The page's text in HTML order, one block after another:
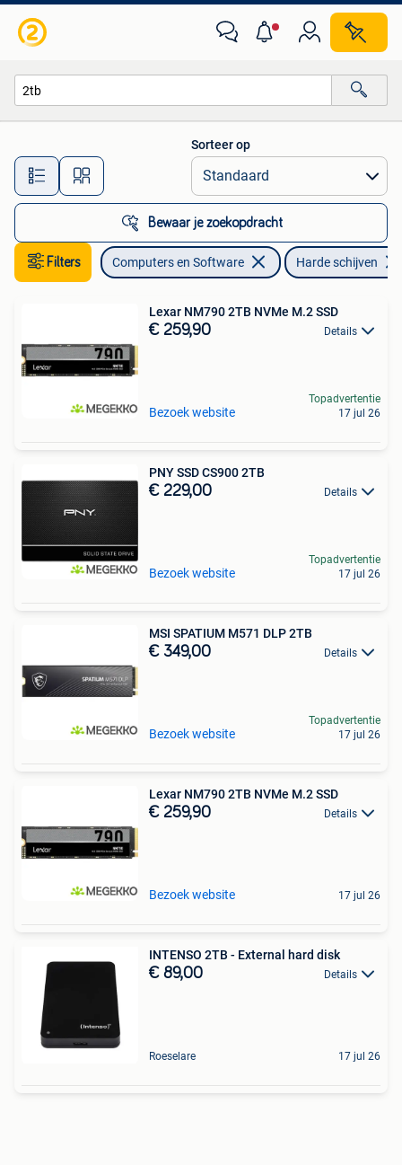
Alle afstanden…
Sorteer op
Bewaar je zoekopdracht
Filters Computers en Software Harde schijven
Lexar NM790 2TB NVMe M.2 SSD
€ 259,90 Details
Bezoek website
Topadvertentie
17 jul 26
PNY SSD CS900 2TB
€ 229,00 Details
Bezoek website
Topadvertentie
17 jul 26
MSI SPATIUM M571 DLP 2TB
€ 349,00 Details
Bezoek website
Topadvertentie
17 jul 26
Lexar NM790 2TB NVMe M.2 SSD
€ 259,90 Details
Bezoek website 17 jul 26
INTENSO 2TB - External hard disk
€ 89,00 Details
Roeselare 17 jul 26